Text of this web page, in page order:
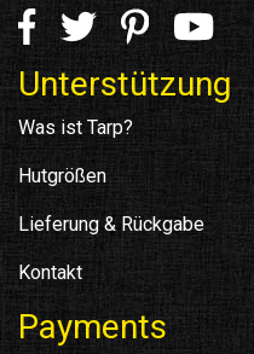
Unterstützung
Was ist Tarp?
Hutgrößen
Lieferung & Rückgabe
Kontakt
Payments